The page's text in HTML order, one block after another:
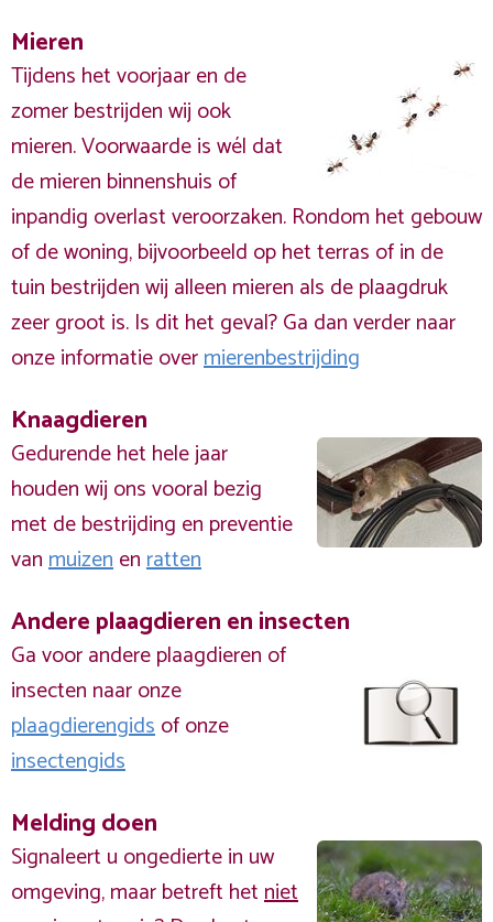
Mieren
Tijdens het voorjaar en de
zomer bestrijden wij ook
mieren. Voorwaarde is wél dat
de mieren binnenshuis of
inpandig overlast veroorzaken. Rondom het gebouw
of de woning, bijvoorbeeld op het terras of in de
tuin bestrijden wij alleen mieren als de plaagdruk
zeer groot is. Is dit het geval? Ga dan verder naar
onze informatie overmierenbestrijding
Knaagdieren
Gedurende het hele jaar
houden wij ons vooral bezig
met de bestrijding en preventie
vanmuizenenratten
Andere plaagdieren en insecten
Ga voor andere plaagdieren of
insecten naar onze
plaagdierengidsof onze
insectengids
Melding doen
Signaleert u ongedierte in uw
omgeving, maar betreft hetniet